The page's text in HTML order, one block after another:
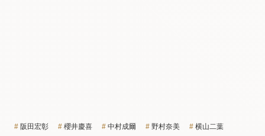
阪田宏彰 櫻井慶喜 中村成爾 野村奈美
横山二葉